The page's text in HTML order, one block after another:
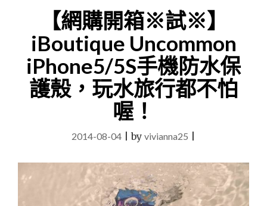
【網購開箱※試※】
iBoutique Uncommon
iPhone5/5S手機防水保
護殼，玩水旅行都不怕
喔！
2014-08-04 |by vivianna25